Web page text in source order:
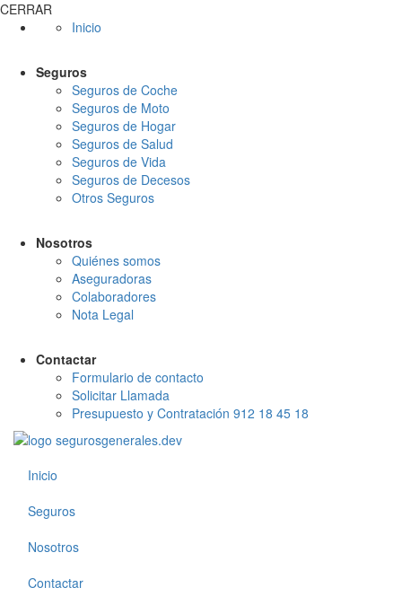
CERRAR
Inicio
Seguros
Seguros de Coche
Seguros de Moto
Seguros de Hogar
Seguros de Salud
Seguros de Vida
Seguros de Decesos
Otros Seguros
Nosotros
Quiénes somos
Aseguradoras
Colaboradores
Nota Legal
Contactar
Formulario de contacto
Solicitar Llamada
Presupuesto y Contratación 912 18 45 18
Inicio
Seguros
Nosotros
Contactar